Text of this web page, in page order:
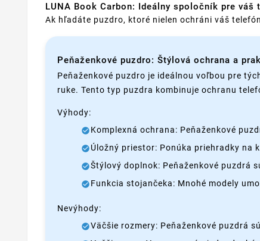
LUNA Book Carbon: Ideálny spoločník pre váš
Ak hľadáte puzdro, ktoré nielen ochráni váš
Peňaženkové puzdro: Štýlová ochrana a
Peňaženkové puzdro je ideálnou voľbou pre
ruke. Tento typ puzdra kombinuje ochranu
Výhody:
Komplexná ochrana: Peňaženkové
Úložný priestor: Ponúka priehradky na
Štýlový doplnok: Peňaženkové puzdrá
Funkcia stojančeka: Mnohé modely
Nevýhody:
Väčšie rozmery: Peňaženkové puzdrá